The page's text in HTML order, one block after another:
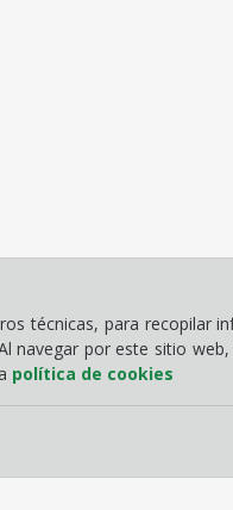
técnicas, para recopilar
navegar por este sitio
política de cookies